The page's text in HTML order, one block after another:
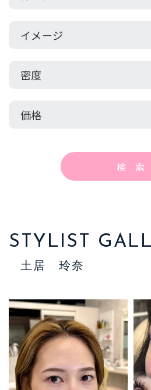
イメージ
密度
価格
STYLIST
土居 玲奈